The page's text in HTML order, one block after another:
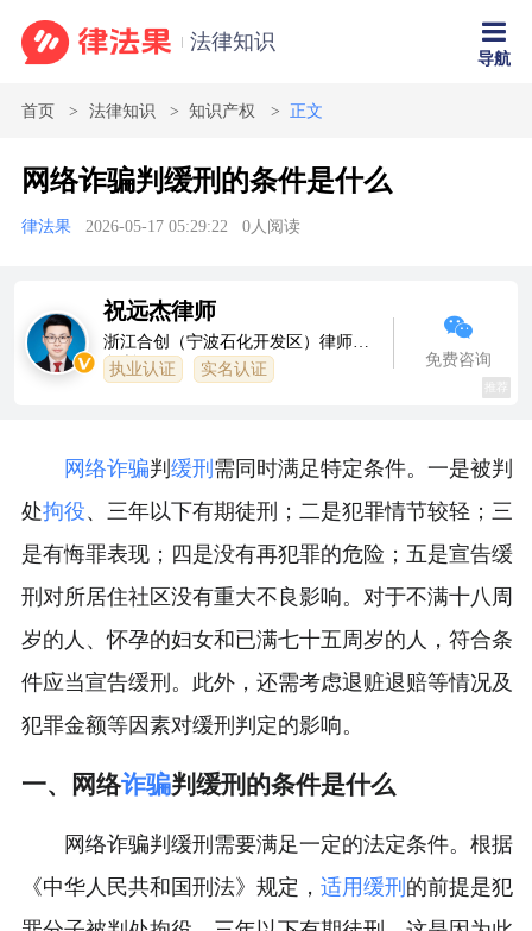
法律知识
导航
首页 法律知识 知识产权 正文
网络诈骗判缓刑的条件是什么
律法果 2026-05-17 05:29:22 0人阅读
祝远杰律师
浙江合创（宁波石化开发区）律师事
务所
执业认证 实名认证
免费咨询
网络诈骗判 缓刑 需同时满足特定条件。一是被判
处拘役、三年以下有期徒刑；二是犯罪情节较轻；三
是有悔罪表现；四是没有再犯罪的危险；五是宣告缓
刑对所居住社区没有重大不良影响。对于不满十八周
岁的人、怀孕的妇女和已满七十五周岁的人，符合条
件应当宣告缓刑。此外，还需考虑退赃退赔等情况及
犯罪金额等因素对缓刑判定的影响。
一、网络诈骗判缓刑的条件是什么
网络诈骗判缓刑需要满足一定的法定条件。根据
《中华人民共和国刑法》规定， 适用缓刑 的前提是犯